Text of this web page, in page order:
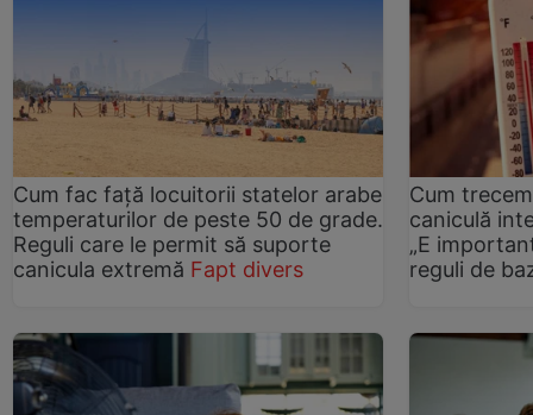
Cum fac față locuitorii statelor arabe
temperaturilor de peste 50 de grade.
Reguli care le permit să suporte
canicula extremă Fapt divers
Cum
caniculă
„E
reguli de